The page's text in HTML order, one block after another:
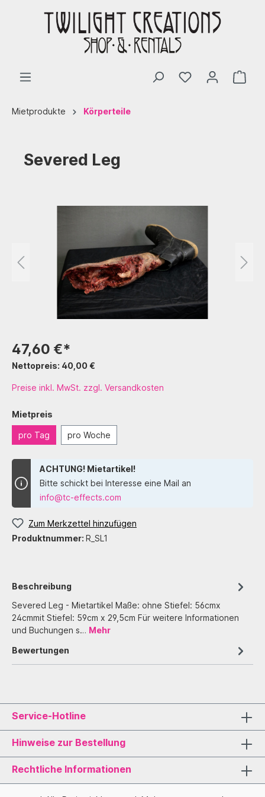
Mietprodukte Körperteile
Severed Leg
47,60 €*
Nettopreis: 40,00 €
Preise inkl. MwSt. zzgl. Versandkosten
Mietpreis
pro Tag pro Woche
ACHTUNG! Mietartikel!
Bitte schickt bei Interesse eine Mail an
info@tc-effects.com
Zum Merkzettel hinzufügen
Produktnummer: R_SL1
Beschreibung
Severed Leg - Mietartikel Maße: ohne Stiefel: 56cmx
24cmmit Stiefel: 59cm x 29,5cm Für weitere Informationen
und Buchungen s… Mehr
Bewertungen
Service-Hotline
Hinweise zur Bestellung
Rechtliche Informationen